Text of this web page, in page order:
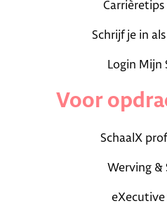
Carrièretips
Schrijf je in
Login Mijn
Voor
SchaalX
Werving &
eXecutive